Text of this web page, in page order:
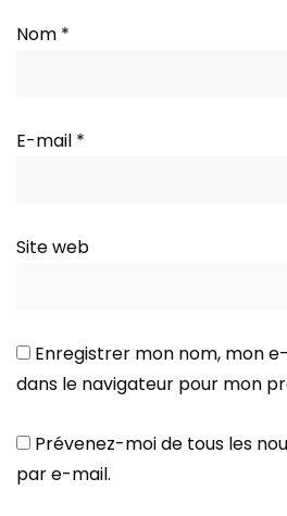
Nom *
E-mail *
Site web
Enregistrer mon nom, mon
dans le navigateur pour mon
Prévenez-moi de tous les
par e-mail.